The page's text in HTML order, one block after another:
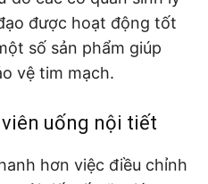
được hoạt động tốt
số sản phẩm giúp
vệ tim mạch.
uống nội tiết
hơn việc điều chỉnh